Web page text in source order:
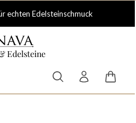
echten Edelsteinschmuck
Edelsteine